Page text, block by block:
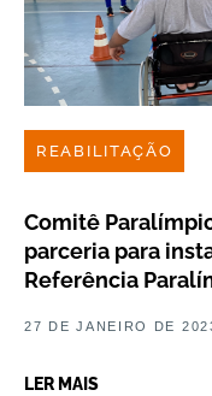
REABILITAÇÃO
Comitê
parceria para
Referência
27 DE JANEIRO DE
LER MAIS